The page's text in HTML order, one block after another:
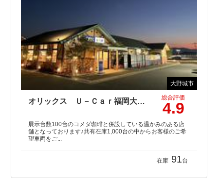
大野城市
オリックス Ｕ－Ｃａｒ福岡大野城店／株式会社イデックスオート・ジャパン 総合評価
4.9
展示台数100台のコメダ珈琲と併設している温かみのある店
舗となっております♪共有在庫1,000台の中からお客様のご希
望車両をご...
在庫 91台